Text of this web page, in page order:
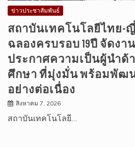
ข่าวประชาสัมพันธ์
สถาบันเทคโนโลยีไทย-ญี่ปุ่น
ฉลองครบรอบ 19ปี จัดงาน
ประกาศความเป็นผู้นำด้
ศึกษา ที่มุ่งมั่น พร้อมพัฒ
อย่างต่อเนื่อง
สิงหาคม 7, 2026
สถาบันเทคโนโลยี…